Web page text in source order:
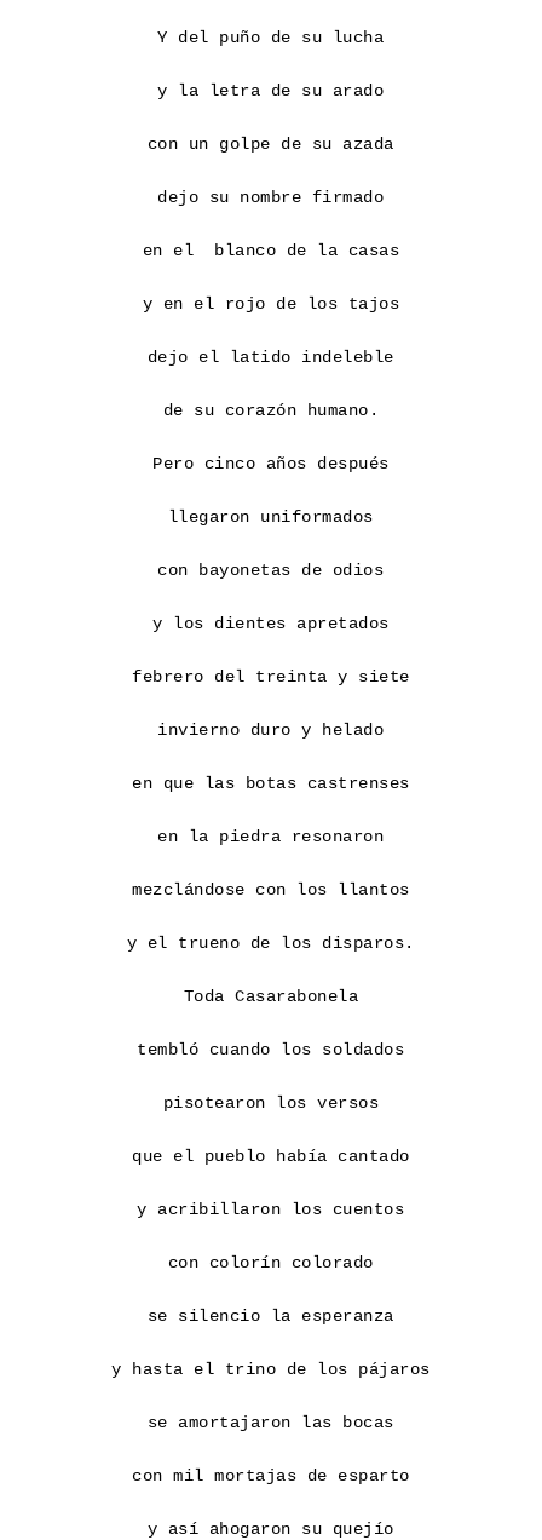
Y del puño de su lucha
y la letra de su arado
con un golpe de su azada
dejo su nombre firmado
en el  blanco de la casas
y en el rojo de los tajos
dejo el latido indeleble
de su corazón humano.
Pero cinco años después
llegaron uniformados
con bayonetas de odios
y los dientes apretados
febrero del treinta y siete
invierno duro y helado
en que las botas castrenses
en la piedra resonaron
mezclándose con los llantos
y el trueno de los disparos.
Toda Casarabonela
tembló cuando los soldados
pisotearon los versos
que el pueblo había cantado
y acribillaron los cuentos
con colorín colorado
se silencio la esperanza
y hasta el trino de los pájaros
se amortajaron las bocas
con mil mortajas de esparto
y así ahogaron su quejío